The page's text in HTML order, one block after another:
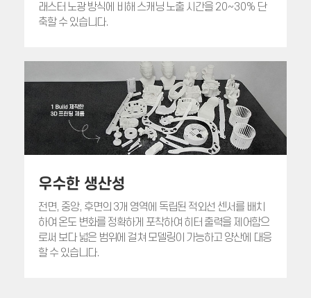
래스터 노광 방식에 비해 스캐닝 노출 시간을 20~30% 단
축할 수 있습니다.
우수한 생산성
전면, 중앙, 후면의 3개 영역에 독립된 적외선 센서를 배치
하여 온도 변화를 정확하게 포착하여 히터 출력을 제어함으
로써 보다 넓은 범위에 걸쳐 모델링이 가능하고 양산에 대응
할 수 있습니다.